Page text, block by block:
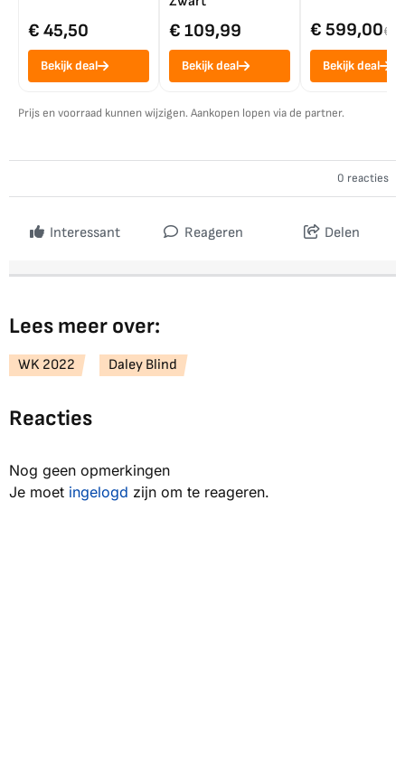
€ 45,50
Bekijk deal
€ 109,99
Bekijk deal
€ 599,00€
Bekijk deal
Prijs en voorraad kunnen wijzigen. Aankopen lopen via de partner.
0 reacties
Interessant Reageren Delen
Lees meer over:
WK 2022 Daley Blind
Reacties
Nog geen opmerkingen
Je moet ingelogd zijn om te reageren.